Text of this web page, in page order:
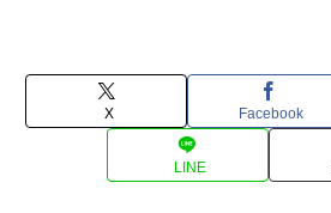
X Facebook
LINE